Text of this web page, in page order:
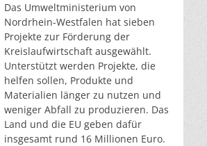
Das Umweltministerium von
Nordrhein-Westfalen hat sieben
Projekte zur Förderung der
Kreislaufwirtschaft ausgewählt.
Unterstützt werden Projekte, die
helfen sollen, Produkte und
Materialien länger zu nutzen und
weniger Abfall zu produzieren. Das
Land und die EU geben dafür
insgesamt rund 16 Millionen Euro.